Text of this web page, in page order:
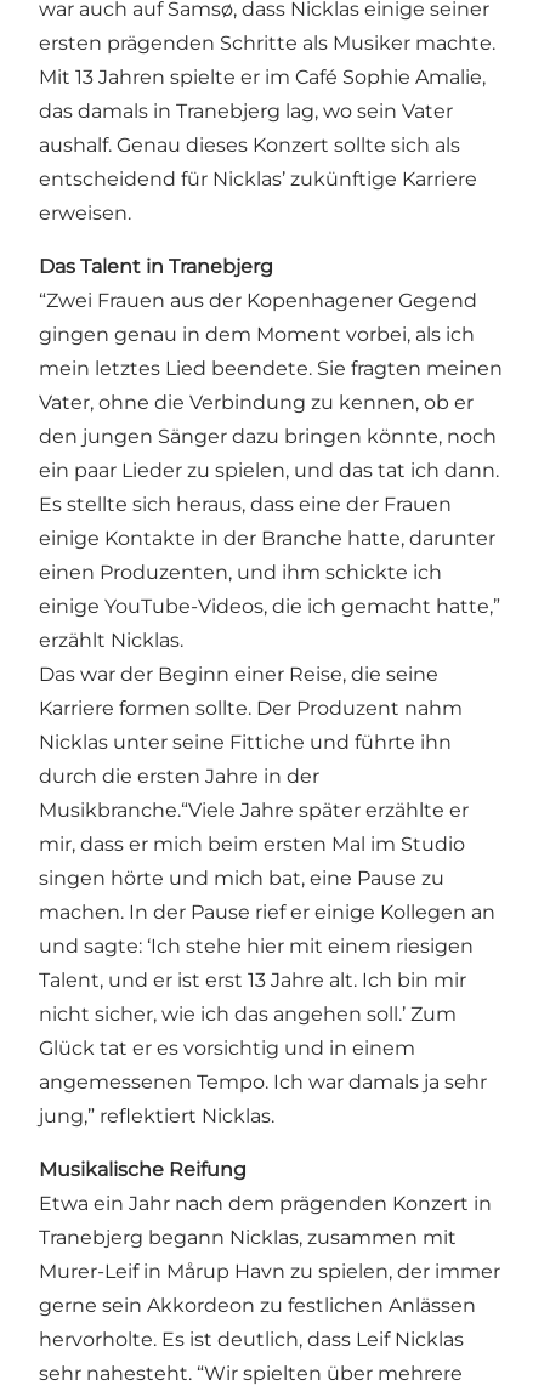
war auch auf Samsø, dass Nicklas einige seiner
ersten prägenden Schritte als Musiker machte.
Mit 13 Jahren spielte er im Café Sophie Amalie,
das damals in Tranebjerg lag, wo sein Vater
aushalf. Genau dieses Konzert sollte sich als
entscheidend für Nicklas’ zukünftige Karriere
erweisen.
Das Talent in Tranebjerg
“Zwei Frauen aus der Kopenhagener Gegend
gingen genau in dem Moment vorbei, als ich
mein letztes Lied beendete. Sie fragten meinen
Vater, ohne die Verbindung zu kennen, ob er
den jungen Sänger dazu bringen könnte, noch
ein paar Lieder zu spielen, und das tat ich dann.
Es stellte sich heraus, dass eine der Frauen
einige Kontakte in der Branche hatte, darunter
einen Produzenten, und ihm schickte ich
einige YouTube-Videos, die ich gemacht hatte,”
erzählt Nicklas.
Das war der Beginn einer Reise, die seine
Karriere formen sollte. Der Produzent nahm
Nicklas unter seine Fittiche und führte ihn
durch die ersten Jahre in der
Musikbranche.“Viele Jahre später erzählte er
mir, dass er mich beim ersten Mal im Studio
singen hörte und mich bat, eine Pause zu
machen. In der Pause rief er einige Kollegen an
und sagte: ‘Ich stehe hier mit einem riesigen
Talent, und er ist erst 13 Jahre alt. Ich bin mir
nicht sicher, wie ich das angehen soll.’ Zum
Glück tat er es vorsichtig und in einem
angemessenen Tempo. Ich war damals ja sehr
jung,” reflektiert Nicklas.
Musikalische Reifung
Etwa ein Jahr nach dem prägenden Konzert in
Tranebjerg begann Nicklas, zusammen mit
Murer-Leif in Mårup Havn zu spielen, der immer
gerne sein Akkordeon zu festlichen Anlässen
hervorholte. Es ist deutlich, dass Leif Nicklas
sehr nahesteht. “Wir spielten über mehrere